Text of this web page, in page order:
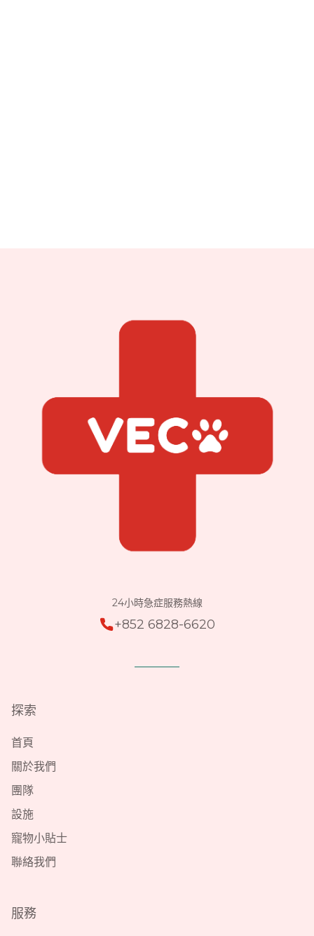
24小時急症服務熱線
+852 6828-6620
探索
首頁
關於我們
團隊
設施
寵物小貼士
聯絡我們
服務